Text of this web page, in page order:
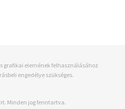
grafikai elemének felhasználásához
engedélye szükséges.
Minden jog fenntartva.